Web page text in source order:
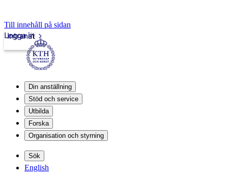
Till innehåll på sidan
Intranät
Logga in
Din anställning
Stöd och service
Utbilda
Forska
Organisation och styrning
Sök
English